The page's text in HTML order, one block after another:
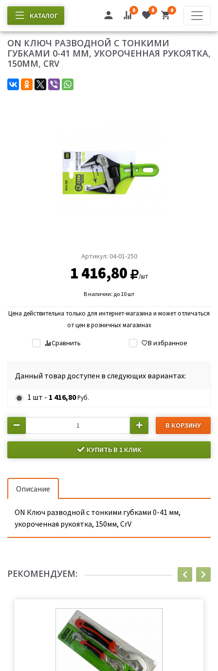
КАТАЛОГ
0 0 0
ON КЛЮЧ РАЗВОДНОЙ C ТОНКИМИ
ГУБКАМИ 0-41 ММ, УКОРОЧЕННАЯ РУКОЯТКА,
150ММ, CRV
Артикул: 04-01-250
1 416,80 /шт
В наличии: до 10 шт
Цена действительна только для интернет-магазина и может отличаться
от цен в розничных магазинах
Сравнить В избранное
Данный товар доступен в следующих вариантах:
1 шт - 1 416,80Руб.
В КОРЗИНУ
КУПИТЬ В 1 КЛИК
Описание
ON Ключ разводной c тонкими губками 0-41 мм,
укороченная рукоятка, 150мм, CrV
РЕКОМЕНДУЕМ: